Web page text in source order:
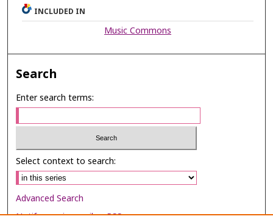
INCLUDED IN
Music Commons
Search
Enter search terms:
Select context to search:
Advanced Search